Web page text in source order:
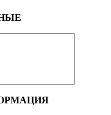
/ 5600-6300
/ 1500-4000